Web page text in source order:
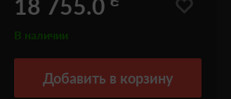
18 755.0
В наличии
Добавить в корзину